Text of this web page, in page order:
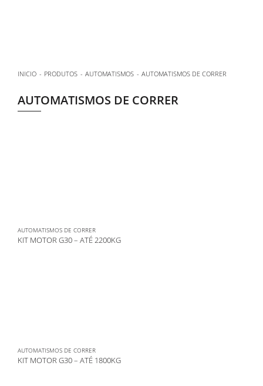
INICIO PRODUTOS AUTOMATISMOS AUTOMATISMOS DE CORRER
AUTOMATISMOS DE CORRER
AUTOMATISMOS DE CORRER
KIT MOTOR G30 – ATÉ 2200KG
AUTOMATISMOS DE CORRER
KIT MOTOR G30 – ATÉ 1800KG